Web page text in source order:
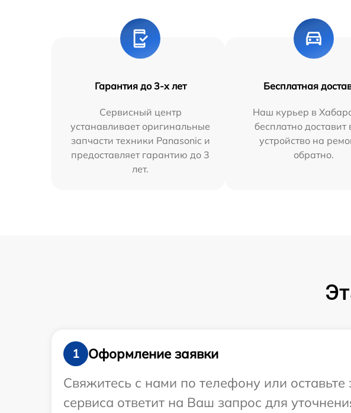
Гарантия до 3-х лет
Сервисный центр
устанавливает оригинальные
запчасти техники Panasonic и
предоставляет гарантию до 3
лет.
Бесплатная
Наш курьер в
бесплатно доставит
устройство на
обратно.
1
Оформление заявки
Свяжитесь с нами по телефону или
сервиса ответит на Ваш запрос для